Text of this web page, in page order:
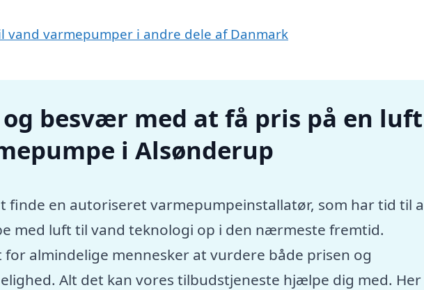
vand varmepumper i andre dele af Danmark
besvær med at få pris på en luft
i Alsønderup
finde en autoriseret varmepumpeinstallatør, som har tid til
med luft til vand teknologi op i den nærmeste fremtid.
almindelige mennesker at vurdere både prisen og
Alt det kan vores tilbudstjeneste hjælpe dig med. Her